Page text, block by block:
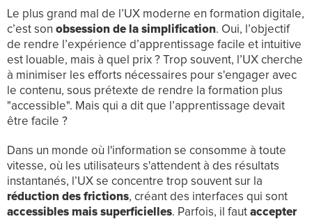
Le plus grand mal de l’UX moderne en formation digitale,
c’est son obsession de la simplification. Oui, l’objectif
de rendre l’expérience d’apprentissage facile et intuitive
est louable, mais à quel prix ? Trop souvent, l’UX cherche
à minimiser les efforts nécessaires pour s'engager avec
le contenu, sous prétexte de rendre la formation plus
"accessible". Mais qui a dit que l’apprentissage devait
être facile ?
Dans un monde où l'information se consomme à toute
vitesse, où les utilisateurs s'attendent à des résultats
instantanés, l’UX se concentre trop souvent sur la
réduction des frictions, créant des interfaces qui sont
accessibles mais superficielles. Parfois, il faut accepter